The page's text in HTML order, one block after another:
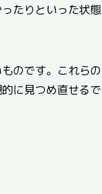
たりといった状態
のです。これらの
に見つめ直せるで